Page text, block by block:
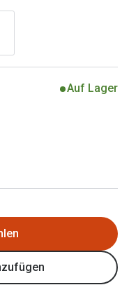
Ray-Ban
Oakley
Zubehör
Auf Lager